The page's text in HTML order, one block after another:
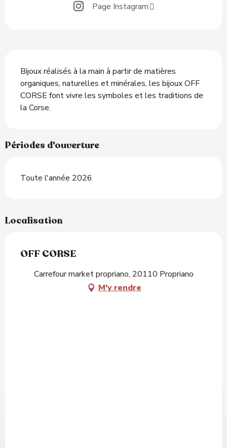
Page Instagram
Bijoux réalisés à la main à partir de matières
organiques, naturelles et minérales, les bijoux OFF
CORSE font vivre les symboles et les traditions de
la Corse.
Périodes d'ouverture
Toute l'année 2026
Localisation
OFF CORSE
Carrefour market propriano, 20110 Propriano
M'y rendre